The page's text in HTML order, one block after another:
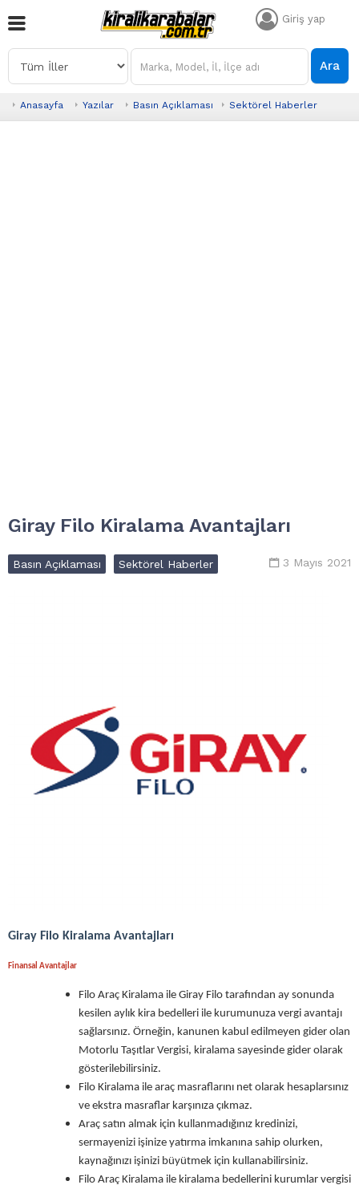
Giriş yap
Ara
Anasayfa Yazılar Basın Açıklaması Sektörel Haberler
Giray Filo Kiralama Avantajları
3 Mayıs 2021
Basın Açıklaması Sektörel Haberler
Giray Filo Kiralama Avantajları
Finansal Avantajlar
Filo Araç Kiralama ile Giray Filo tarafından ay sonunda
kesilen aylık kira bedelleri ile kurumunuza vergi avantajı
sağlarsınız. Örneğin, kanunen kabul edilmeyen gider olan
Motorlu Taşıtlar Vergisi, kiralama sayesinde gider olarak
gösterilebilirsiniz.
Filo Kiralama ile araç masraflarını net olarak hesaplarsınız
ve ekstra masraflar karşınıza çıkmaz.
Araç satın almak için kullanmadığınız kredinizi,
sermayenizi işinize yatırma imkanına sahip olurken,
kaynağınızı işinizi büyütmek için kullanabilirsiniz.
Filo Araç Kiralama ile kiralama bedellerini kurumlar vergisi